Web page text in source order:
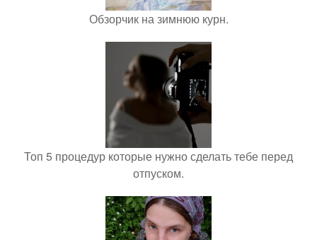
Обзорчик на зимнюю курн.
Топ 5 процедур которые нужно сделать тебе перед
отпуском.